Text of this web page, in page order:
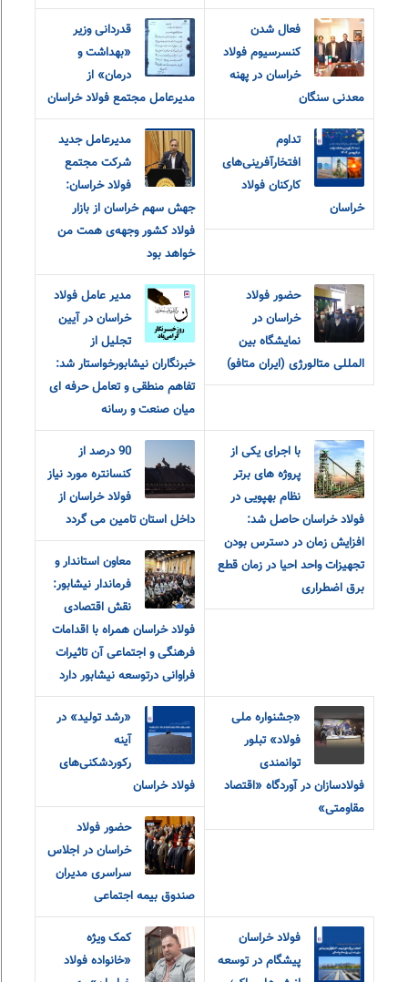
فعال شدن
کنسرسیوم فولاد
خراسان در پهنه
معدنی سنگان
قدردانی وزیر
«بهداشت و
درمان» از
مدیرعامل مجتمع فولاد خراسان
تداوم
افتخارآفرینی‌های
کارکنان فولاد
خراسان
مدیرعامل جدید
شرکت مجتمع
فولاد خراسان:
جهش سهم خراسان از بازار
فولاد کشور وجهه‌ی همت من
خواهد بود
حضور فولاد
خراسان در
نمایشگاه بین
المللی متالورژی (ایران متافو)
مدیر عامل فولاد
خراسان در آیین
تجلیل از
خبرنگاران نیشابورخواستار شد:
تفاهم منطقی و تعامل حرفه ای
میان صنعت و رسانه
با اجرای یکی از
پروژه های برتر
نظام بهپویی در
فولاد خراسان حاصل شد:
افزایش زمان در دسترس بودن
تجهیزات واحد احیا در زمان قطع
برق اضطراری
90 درصد از
کنسانتره مورد نیاز
فولاد خراسان از
داخل استان تامین می گردد
معاون استاندار و
فرماندار نیشابور:
نقش اقتصادی
فولاد خراسان همراه با اقدامات
فرهنگی و اجتماعی آن تاثیرات
فراوانی درتوسعه نیشابور دارد
«جشنواره ملی
فولاد» تبلور
توانمندی
فولادسازان در آوردگاه «اقتصاد
مقاومتی»
«رشد تولید» در
آینه
رکوردشکنی‌های
فولاد خراسان
حضور فولاد
خراسان در اجلاس
سراسری مدیران
صندوق بیمه اجتماعی
فولاد خراسان
پیشگام در توسعه
کمک ویژه
«خانواده فولاد